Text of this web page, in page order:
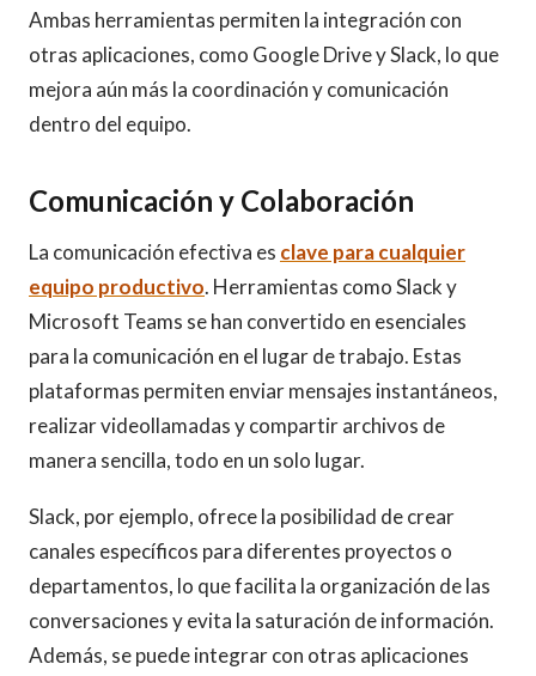
Ambas herramientas permiten la integración con
otras aplicaciones, como Google Drive y Slack, lo que
mejora aún más la coordinación y comunicación
dentro del equipo.
Comunicación y Colaboración
La comunicación efectiva es clave para cualquier
equipo productivo. Herramientas como Slack y
Microsoft Teams se han convertido en esenciales
para la comunicación en el lugar de trabajo. Estas
plataformas permiten enviar mensajes instantáneos,
realizar videollamadas y compartir archivos de
manera sencilla, todo en un solo lugar.
Slack, por ejemplo, ofrece la posibilidad de crear
canales específicos para diferentes proyectos o
departamentos, lo que facilita la organización de las
conversaciones y evita la saturación de información.
Además, se puede integrar con otras aplicaciones